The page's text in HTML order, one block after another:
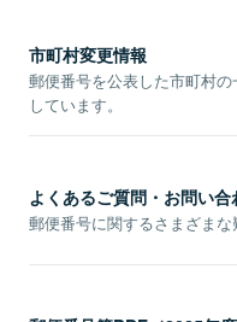
市町村変更情報
郵便番号を公表した市町村
しています。
よくあるご質問・お問い合
郵便番号に関するさまざまな